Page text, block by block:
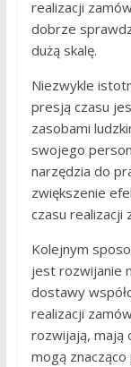
realizacji
dobrze
dużą skalę.
Niezwykle
presją czasu
zasobami
swojego
narzędzia do
zwiększenie
czasu realizacji
Kolejnym
jest rozwijanie
dostawy
realizacji
rozwijają, mają
mogą